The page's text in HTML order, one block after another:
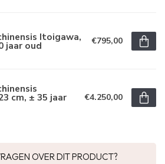
Itoigawa,
jaar oud €795,00
cm, ± 35 jaar €4.250,00
OVER DIT PRODUCT?